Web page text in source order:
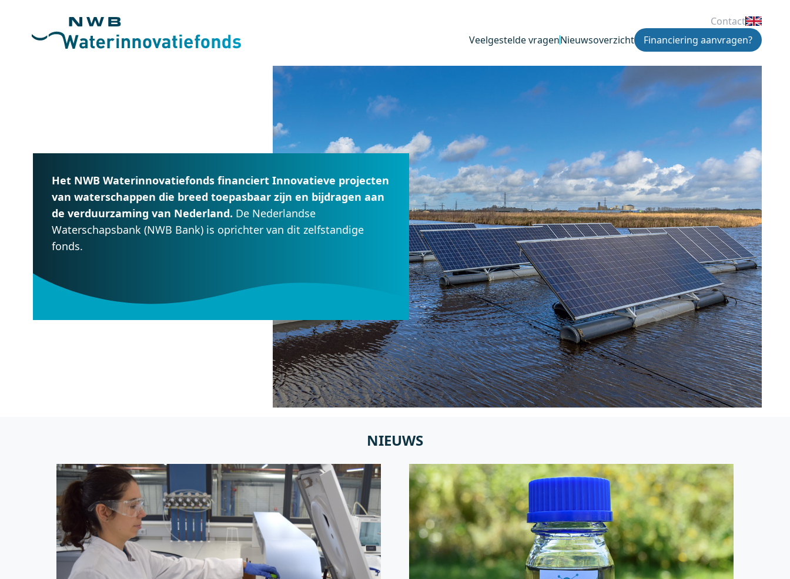
Contact
Veelgestelde vragenNieuwsoverzicht Financiering aanvragen?
Het NWB Waterinnovatiefonds financiert Innovatieve projecten
van waterschappen die breed toepasbaar zijn en bijdragen aan
de verduurzaming van Nederland. De Nederlandse
Waterschapsbank (NWB Bank) is oprichter van dit zelfstandige
fonds.
NIEUWS